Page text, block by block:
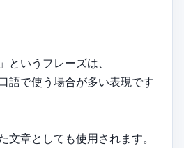
というフレーズは、
語で使う場合が多い表現です
文章としても使用されます。